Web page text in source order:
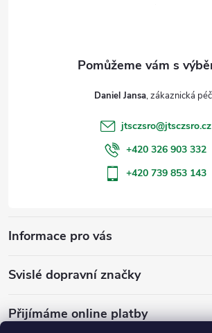
Informace pro vás
Svislé dopravní značky
Přijímáme online platby
Daniel Jansa
jtsczsro@jtsczsro.cz
+420 326 903 332
+420 739 853 143